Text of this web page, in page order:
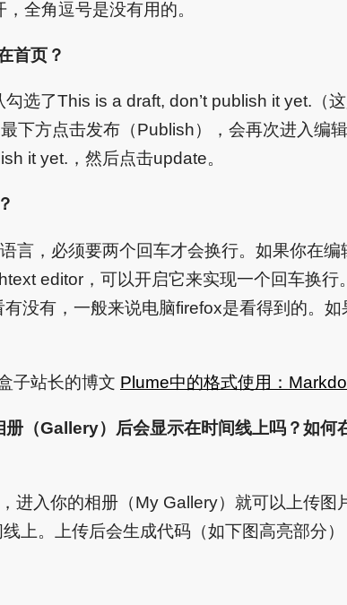
全角逗号是没有用的。
首页？
选了This is a draft, don’t publish it yet.（
下方点击发布（Publish），会再次进入编
it yet.，然后点击update。
言，必须要两个回车才会换行。如果你在编
editor，可以开启它来实现一个回车换行
没有，一般来说电脑firefox是看得到的。如
子站长的博文 Plume中的格式使用：
（Gallery）后会显示在时间线上吗？如何
进入你的相册（My Gallery）就可以上传图
上。上传后会生成代码（如下图高亮部分